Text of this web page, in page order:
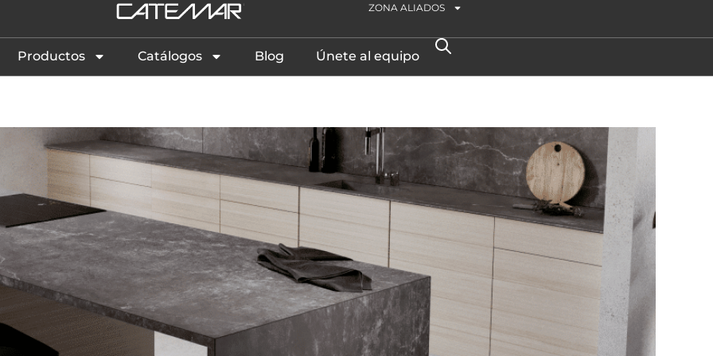
ZONA ALIADOS
Productos Catálogos Blog Únete al equipo